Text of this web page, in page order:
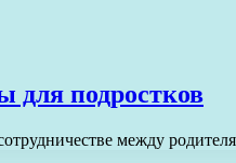
для подростков
между